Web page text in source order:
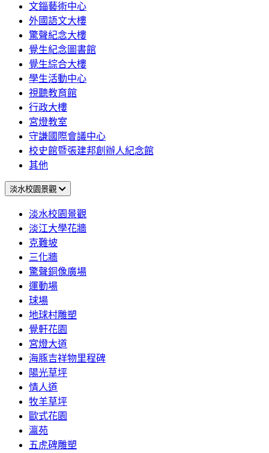
文錙藝術中心
外國語文大樓
驚聲紀念大樓
覺生紀念圖書館
覺生綜合大樓
學生活動中心
視聽教育館
行政大樓
宮燈教室
守謙國際會議中心
校史館暨張建邦創辦人紀念館
其他
淡水校園景觀
淡水校園景觀
淡江大學花牆
克難坡
三化牆
驚聲銅像廣場
運動場
球場
地球村雕塑
覺軒花園
宮燈大道
海豚吉祥物里程碑
陽光草坪
情人道
牧羊草坪
歐式花園
瀛苑
五虎碑雕塑